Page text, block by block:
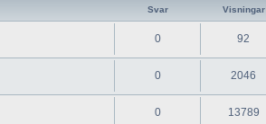
Svar Visningar
0 92
0 2046
0 13789